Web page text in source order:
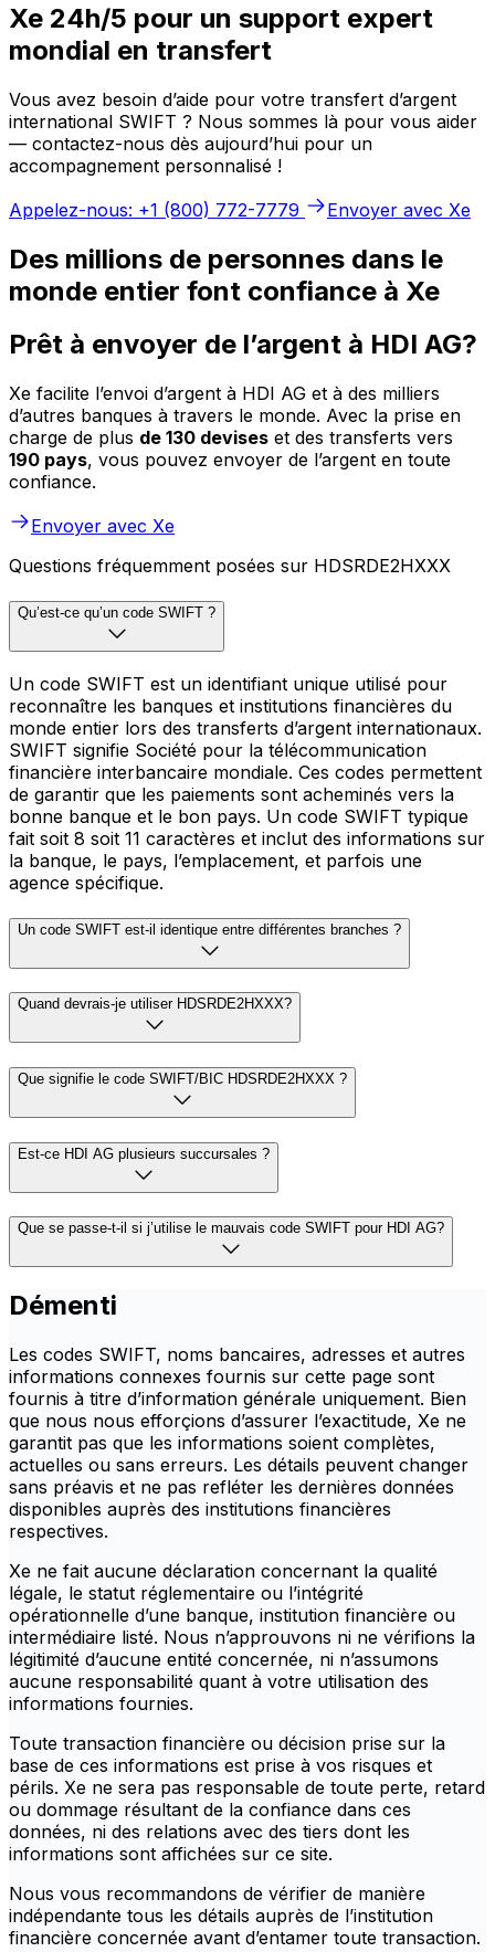
Xe 24h/5 pour un support expert
mondial en transfert
Vous avez besoin d’aide pour votre transfert d’argent
international SWIFT ? Nous sommes là pour vous aider
— contactez-nous dès aujourd’hui pour un
accompagnement personnalisé !
Appelez-nous: +1 (800) 772-7779
Envoyer avec Xe
Des millions de personnes dans le
monde entier font confiance à Xe
Prêt à envoyer de l’argent à HDI AG?
Xe facilite l’envoi d’argent à HDI AG et à des milliers
d’autres banques à travers le monde. Avec la prise en
charge de plus de 130 devises et des transferts vers
190 pays, vous pouvez envoyer de l’argent en toute
confiance.
Envoyer avec Xe
Questions fréquemment posées sur HDSRDE2HXXX
Qu’est-ce qu’un code SWIFT ?
Un code SWIFT est un identifiant unique utilisé pour
reconnaître les banques et institutions financières du
monde entier lors des transferts d’argent internationaux.
SWIFT signifie Société pour la télécommunication
financière interbancaire mondiale. Ces codes permettent
de garantir que les paiements sont acheminés vers la
bonne banque et le bon pays. Un code SWIFT typique
fait soit 8 soit 11 caractères et inclut des informations sur
la banque, le pays, l’emplacement, et parfois une
agence spécifique.
Un code SWIFT est-il identique entre différentes branches ?
Quand devrais-je utiliser HDSRDE2HXXX?
Que signifie le code SWIFT/BIC HDSRDE2HXXX ?
Est-ce HDI AG plusieurs succursales ?
Que se passe-t-il si j’utilise le mauvais code SWIFT pour HDI AG?
Démenti
Les codes SWIFT, noms bancaires, adresses et autres
informations connexes fournis sur cette page sont
fournis à titre d’information générale uniquement. Bien
que nous nous efforçions d’assurer l’exactitude, Xe ne
garantit pas que les informations soient complètes,
actuelles ou sans erreurs. Les détails peuvent changer
sans préavis et ne pas refléter les dernières données
disponibles auprès des institutions financières
respectives.
Xe ne fait aucune déclaration concernant la qualité
légale, le statut réglementaire ou l’intégrité
opérationnelle d’une banque, institution financière ou
intermédiaire listé. Nous n’approuvons ni ne vérifions la
légitimité d’aucune entité concernée, ni n’assumons
aucune responsabilité quant à votre utilisation des
informations fournies.
Toute transaction financière ou décision prise sur la
base de ces informations est prise à vos risques et
périls. Xe ne sera pas responsable de toute perte, retard
ou dommage résultant de la confiance dans ces
données, ni des relations avec des tiers dont les
informations sont affichées sur ce site.
Nous vous recommandons de vérifier de manière
indépendante tous les détails auprès de l’institution
financière concernée avant d’entamer toute transaction.